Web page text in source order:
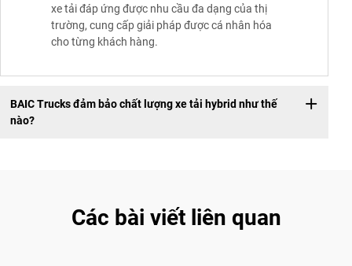
xe tải đáp ứng được nhu cầu đa dạng của thị
trường, cung cấp giải pháp được cá nhân hóa
cho từng khách hàng.
BAIC Trucks đảm bảo chất lượng xe tải hybrid như thế
nào?
Các bài viết liên quan